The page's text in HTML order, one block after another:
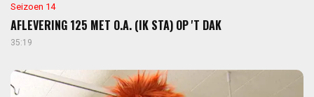
Seizoen 14
AFLEVERING 125 MET O.A. (IK STA) OP 'T DAK
35:19